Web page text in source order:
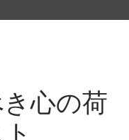
心の荷